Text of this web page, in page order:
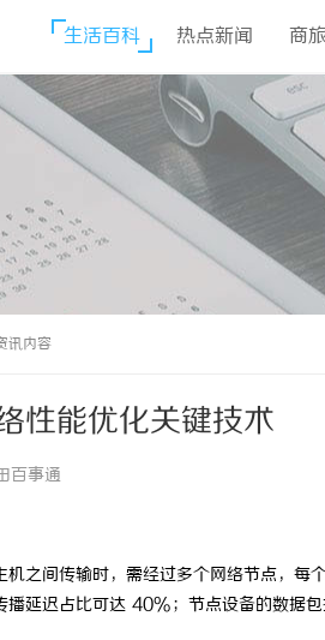
生活百科 热点新闻 商
讯内容
性能优化关键技术
百事通
机之间传输时，需经过多个网络节点，每
播延迟占比可达 40%；节点设备的数据